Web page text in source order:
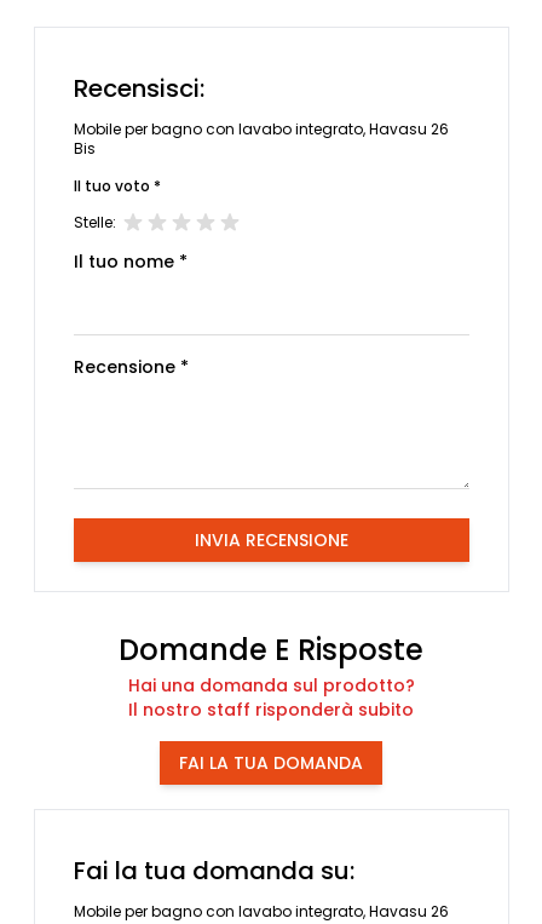
Recensisci:
Mobile per bagno con lavabo integrato, Havasu 26
Bis
Il tuo voto *
Stelle:
Il tuo nome *
Recensione *
INVIA RECENSIONE
Domande E Risposte
Hai una domanda sul prodotto?
Il nostro staff risponderà subito
FAI LA TUA DOMANDA
Fai la tua domanda su:
Mobile per bagno con lavabo integrato, Havasu 26